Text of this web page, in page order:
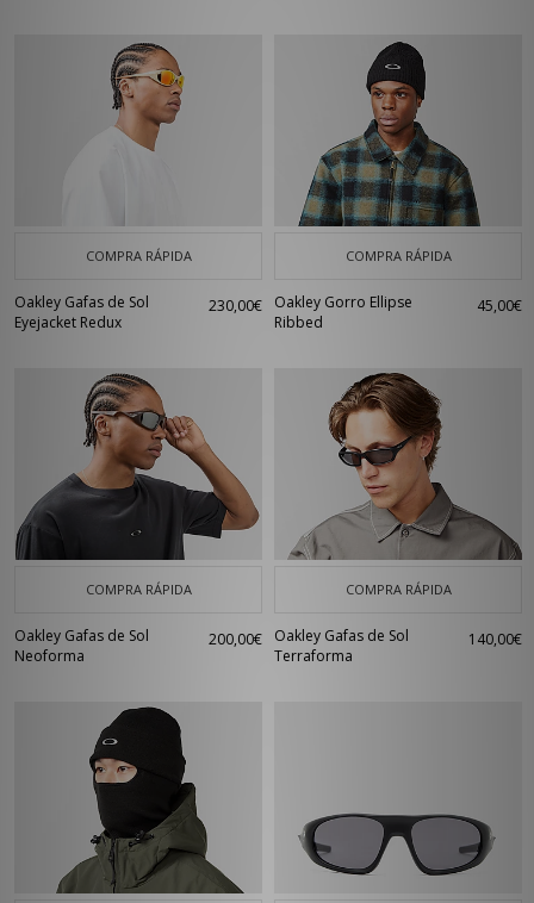
COMPRA RÁPIDA
Oakley Gafas de Sol
Eyejacket Redux
230,00€
COMPRA RÁPIDA
Oakley Gorro Ellipse
Ribbed
45,00€
COMPRA RÁPIDA
Oakley Gafas de Sol
Neoforma
200,00€
COMPRA RÁPIDA
Oakley Gafas de Sol
Terraforma
140,00€